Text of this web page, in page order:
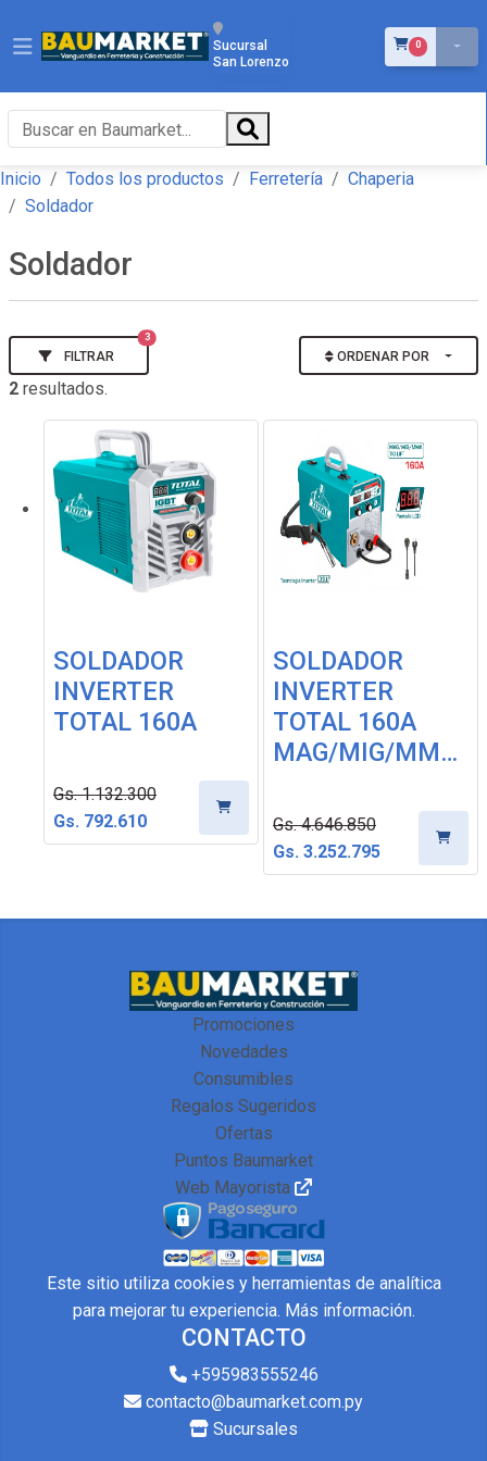
Sucursal
San Lorenzo
0ÍTEMS EN EL
Inicio Todos los productos Ferretería
Chaperia
Soldador
Soldador
FILTRAR
3
ORDENAR POR
2 resultados.
SOLDADOR
INVERTER
TOTAL 160A
Gs. 1.132.300
Gs. 792.610
SOLDADOR
INVERTER
TOTAL 160A
MAG/MIG/MM…
Gs. 4.646.850
Gs. 3.252.795
Promociones
Novedades
Consumibles
Regalos Sugeridos
Ofertas
Puntos Baumarket
Web Mayorista
CONTACTO
+595983555246
contacto@baumarket.com.py
Sucursales
Este sitio utiliza cookies y herramientas de analítica
para mejorar tu experiencia. Más información.